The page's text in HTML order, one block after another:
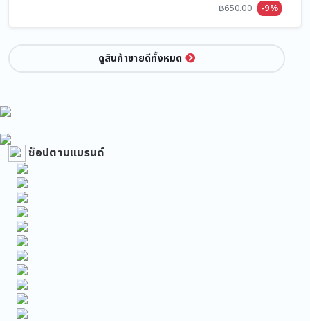
฿650.00 -9%
ดูสินค้าขายดีทั้งหมด
ช็อปตามแบรนด์